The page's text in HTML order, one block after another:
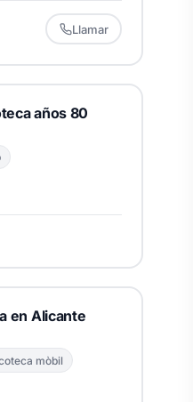
Llamar
años 80
en Alicante
mòbil